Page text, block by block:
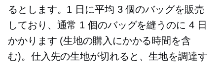
るとします。1 日に平均 3 個のバッグを販売
しており、通常 1 個のバッグを縫うのに 4 日
かかります (生地の購入にかかる時間を含
む)。仕入先の生地が切れると、生地を調達す